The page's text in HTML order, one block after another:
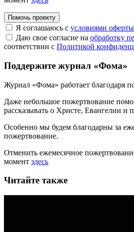
Помочь проекту
Я соглашаюсь с условиями оферты
Даю свое согласие на обработку
соответствии с Политикой
Поддержите журнал «Фома»
Журнал «Фома» работает благодаря
Даже небольшое пожертвование
рассказывать о Христе, Евангелии и
Особенно мы будем благодарны за
пожертвование.
Отменить ежемесячное
момент здесь
Читайте также